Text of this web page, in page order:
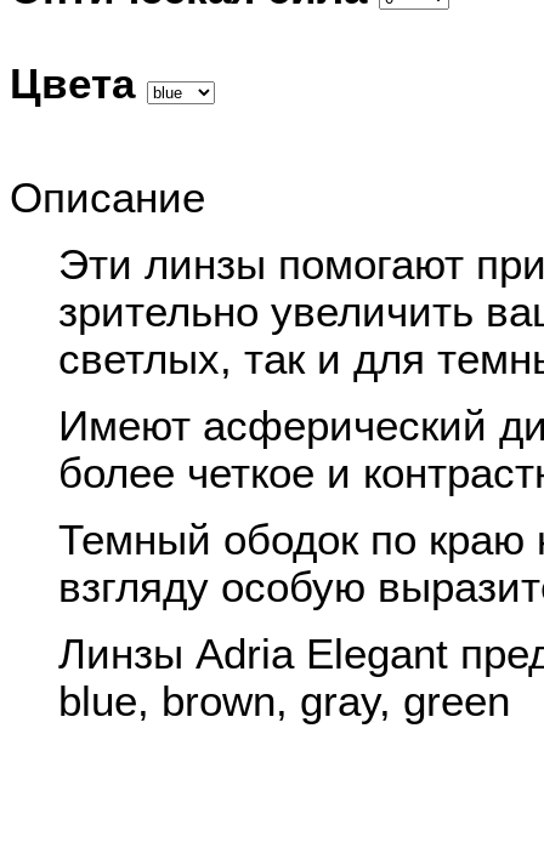
Цвета
Описание
Эти линзы помогают
зрительно увеличить
светлых, так и для
Имеют асферический
более четкое и
Темный ободок по краю
взгляду особую
Линзы Adria Elegant
blue, brown, gray, green